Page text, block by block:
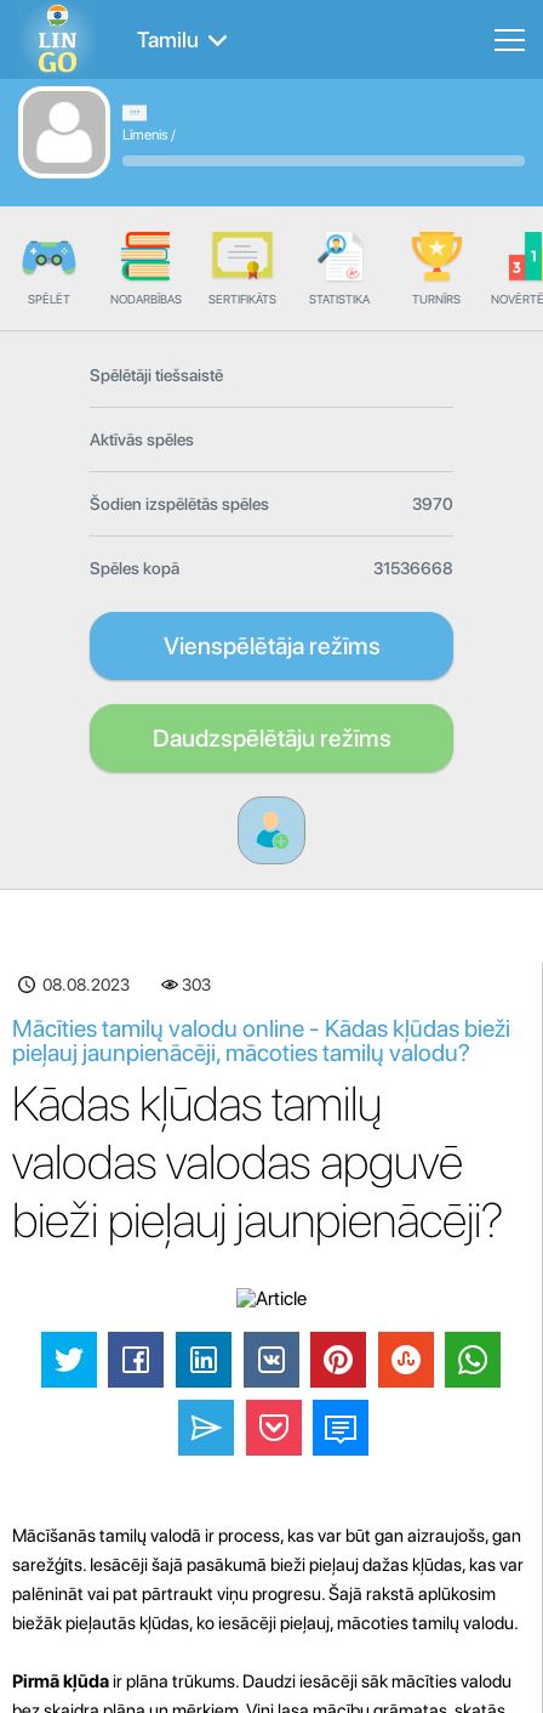
Tamilu
Līmenis /
SPĒLĒT NODARBĪBAS SERTIFIKĀTS STATISTIKA TURNĪRS
Spēlētāji tiešsaistē
Aktīvās spēles
Šodien izspēlētās spēles 3970
Spēles kopā 31536668
Vienspēlētāja režīms
Daudzspēlētāju režīms
08.08.2023 303
Mācīties tamilų valodu online - Kādas kļūdas bieži
pieļauj jaunpienācēji, mācoties tamilų valodu?
Kādas kļūdas tamilų
valodas valodas apguvē
bieži pieļauj jaunpienācēji?
Mācīšanās tamilų valodā ir process, kas var būt gan aizraujošs, gan
sarežģīts. Iesācēji šajā pasākumā bieži pieļauj dažas kļūdas, kas var
palēnināt vai pat pārtraukt viņu progresu. Šajā rakstā aplūkosim
biežāk pieļautās kļūdas, ko iesācēji pieļauj, mācoties tamilų valodu.
Pirmā kļūdair plāna trūkums. Daudzi iesācēji sāk mācīties valodu